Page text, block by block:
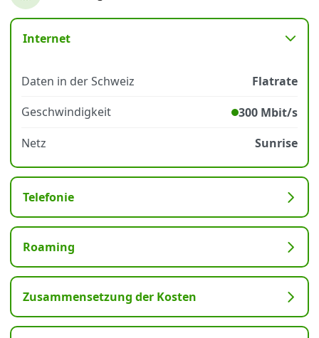
Internet
Daten in der Schweiz
Flatrate
Geschwindigkeit
300 Mbit/s
Netz
Sunrise
Telefonie
Roaming
Zusammensetzung der Kosten